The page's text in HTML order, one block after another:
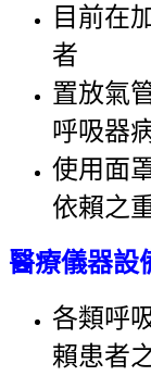
目前在
者
置放氣
呼吸器
使用面
依賴之
醫療儀器設
各類呼
賴患者